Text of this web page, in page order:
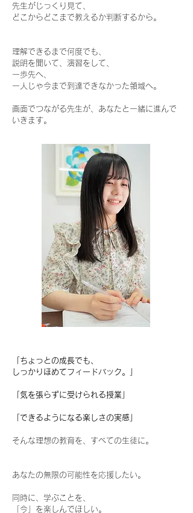
先生がじっくり見て、
どこからどこまで教えるか判断するから。
理解できるまで何度でも、
説明を聞いて、演習をして、
一歩先へ、
一人じゃ今まで到達できなかった領域へ。
画面でつながる先生が、あなたと一緒に進んで
いきます。
「ちょっとの成長でも、
しっかりほめてフィードバック。」
「気を張らずに受けられる授業」
「できるようになる楽しさの実感」
そんな理想の教育を、すべての生徒に。
あなたの無限の可能性を応援したい。
同時に、学ぶことを、
「今」を楽しんでほしい。